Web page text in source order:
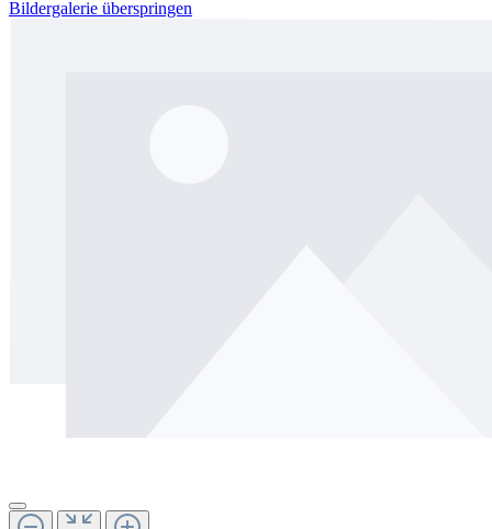
Bildergalerie überspringen